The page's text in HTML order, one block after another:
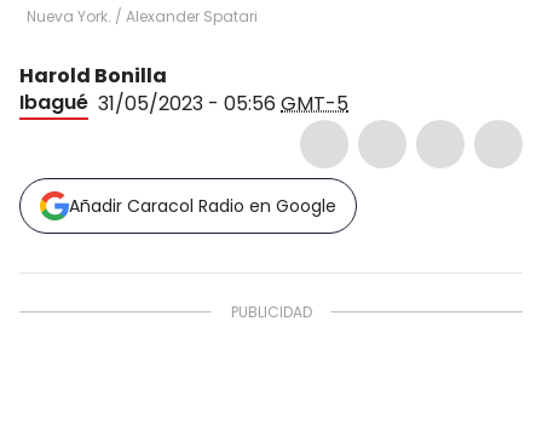
Nueva York. / Alexander Spatari
Harold Bonilla
Ibagué 31/05/2023 - 05:56 GMT-5
Añadir Caracol Radio en Google